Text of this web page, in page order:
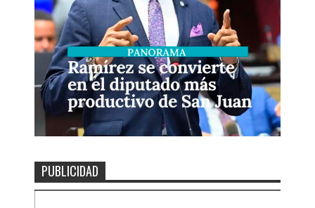
PUBLICIDAD